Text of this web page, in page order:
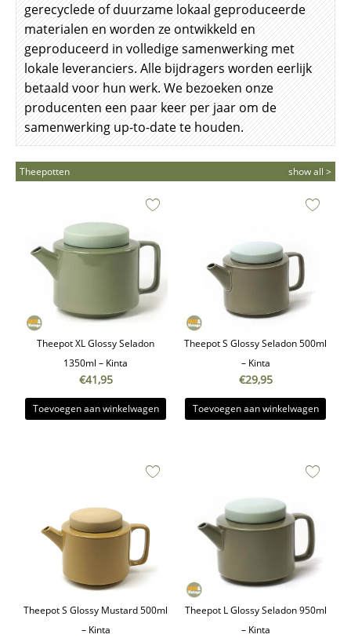
gerecyclede of duurzame lokaal geproduceerde
materialen en worden ze ontwikkeld en
geproduceerd in volledige samenwerking met
lokale leveranciers. Alle bijdragers worden eerlijk
betaald voor hun werk. We bezoeken onze
producenten een paar keer per jaar om de
samenwerking up-to-date te houden.
Theepotten show all >
Theepot XL Glossy Seladon
1350ml – Kinta
€41,95
Toevoegen aan winkelwagen
Theepot S Glossy Seladon 500ml
– Kinta
€29,95
Toevoegen aan winkelwagen
Theepot S Glossy Mustard 500ml
– Kinta
Theepot L Glossy Seladon 950ml
– Kinta